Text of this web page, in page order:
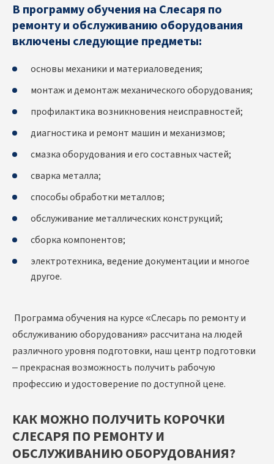
В программу обучения на Слесаря по
ремонту и обслуживанию оборудования
включены следующие предметы:
основы механики и материаловедения;
монтаж и демонтаж механического оборудования;
профилактика возникновения неисправностей;
диагностика и ремонт машин и механизмов;
смазка оборудования и его составных частей;
сварка металла;
способы обработки металлов;
обслуживание металлических конструкций;
сборка компонентов;
электротехника, ведение документации и многое
другое.
Программа обучения на курсе «Слесарь по ремонту и
обслуживанию оборудования» рассчитана на людей
различного уровня подготовки, наш центр подготовки
– прекрасная возможность получить рабочую
профессию и удостоверение по доступной цене.
КАК МОЖНО ПОЛУЧИТЬ КОРОЧКИ
СЛЕСАРЯ ПО РЕМОНТУ И
ОБСЛУЖИВАНИЮ ОБОРУДОВАНИЯ?